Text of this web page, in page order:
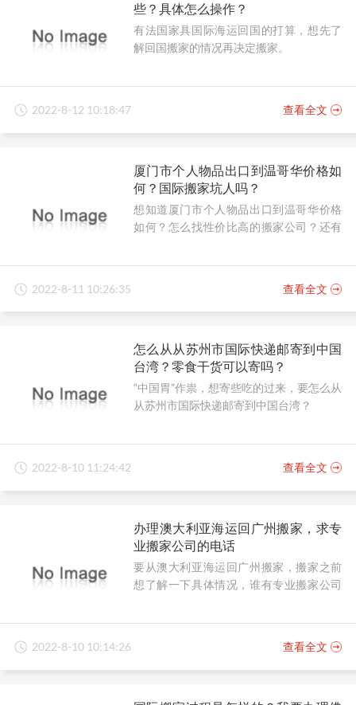
些？具体怎么操作？
有法国家具国际海运回国的打算，想先了
解回国搬家的情况再决定搬家。
2022-8-12 10:18:47 查看全文
厦门市个人物品出口到温哥华价格如
何？国际搬家坑人吗？
想知道厦门市个人物品出口到温哥华价格
如何？怎么找性价比高的搬家公司？还有
2022-8-11 10:26:35 查看全文
怎么从从苏州市国际快递邮寄到中国
台湾？零食干货可以寄吗？
“中国胃”作祟，想寄些吃的过来，要怎么从
从苏州市国际快递邮寄到中国台湾？
2022-8-10 11:24:42 查看全文
办理澳大利亚海运回广州搬家，求专
业搬家公司的电话
要从澳大利亚海运回广州搬家，搬家之前
想了解一下具体情况，谁有专业搬家公司
2022-8-10 10:14:26 查看全文